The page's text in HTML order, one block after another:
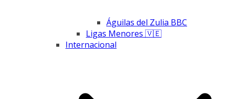
Águilas del Zulia BBC
Ligas Menores 🇻🇪
Internacional